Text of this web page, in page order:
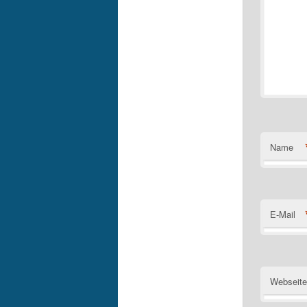
Name
E-Mail
Webseite